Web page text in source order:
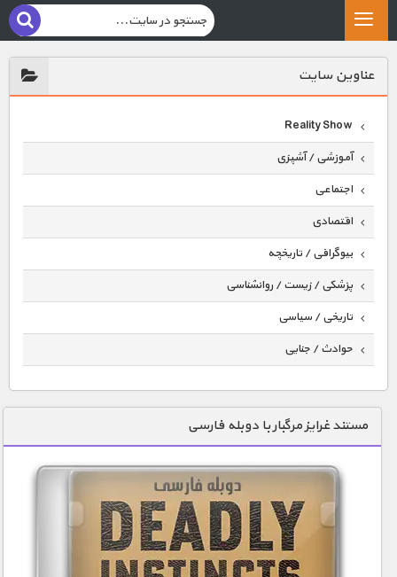
عناوين سايت
Reality Show
آموزشی / آشپزی
اجتماعی
اقتصادی
بیوگرافی / تاریخچه
پزشکی / زیست / روانشناسی
تاریخی / سیاسی
حوادث / جنایی
دنیای خوراکی ها
زمین شناسی / محیط زیست
سازه/ معماری/ مهندسی
سرگرمی
شناخت کودکان
مستند غرایز مرگبار با دوبله فارسی